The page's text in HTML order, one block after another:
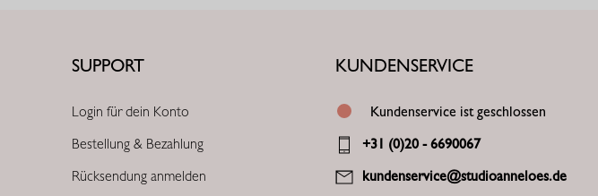
SUPPORT
Login für dein Konto
Bestellung & Bezahlung
Rücksendung anmelden
KUNDENSERVICE
Kundenservice ist geschlossen
+31 (0)20 - 6690067
kundenservice@studioanneloes.de